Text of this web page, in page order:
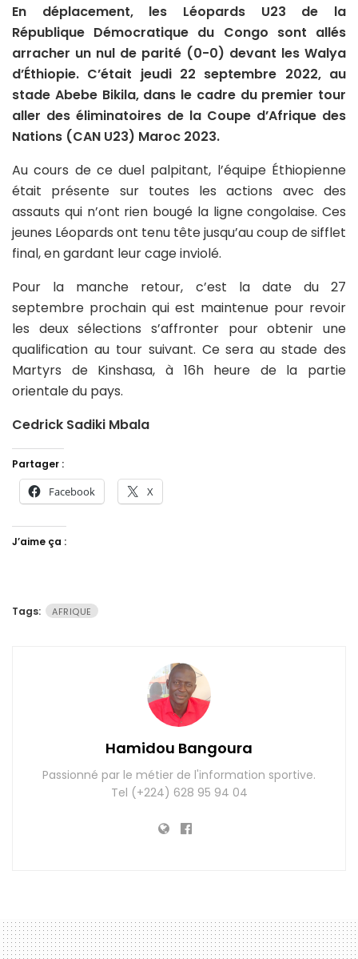
En déplacement, les Léopards U23 de la
République Démocratique du Congo sont allés
arracher un nul de parité (0-0) devant les Walya
d’Éthiopie. C’était jeudi 22 septembre 2022, au
stade Abebe Bikila, dans le cadre du premier tour
aller des éliminatoires de la Coupe d’Afrique des
Nations (CAN U23) Maroc 2023.
Au cours de ce duel palpitant, l’équipe Éthiopienne
était présente sur toutes les actions avec des
assauts qui n’ont rien bougé la ligne congolaise. Ces
jeunes Léopards ont tenu tête jusqu’au coup de sifflet
final, en gardant leur cage inviolé.
Pour la manche retour, c’est la date du 27
septembre prochain qui est maintenue pour revoir
les deux sélections s’affronter pour obtenir une
qualification au tour suivant. Ce sera au stade des
Martyrs de Kinshasa, à 16h heure de la partie
orientale du pays.
Cedrick Sadiki Mbala
Partager :
Facebook X
J’aime ça :
Tags: AFRIQUE
Hamidou Bangoura
Passionné par le métier de l'information sportive.
Tel (+224) 628 95 94 04